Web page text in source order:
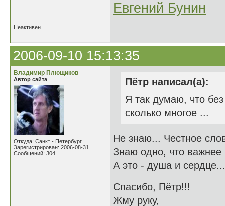
Евгений Бунин
Неактивен
2006-09-10 15:13:35
Владимир Плющиков
Автор сайта
Откуда: Санкт - Петербург
Зарегистрирован: 2006-08-31
Сообщений: 304
Пётр написал(а):
Я так думаю, что без
сколько многое ...
Не знаю... Честное
Знаю одно, что важнее
А это - душа и сердце...
Спасибо,
Жму руку,